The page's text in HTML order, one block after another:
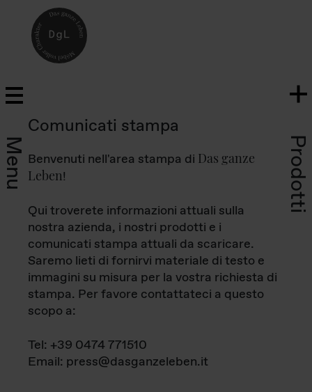
Menu Prodotti
Comunicati stampa
Benvenuti nell'area stampa di Das ganze
Leben!
Qui troverete informazioni attuali sulla
nostra azienda, i nostri prodotti e i
comunicati stampa attuali da scaricare.
Saremo lieti di fornirvi materiale di testo e
immagini su misura per la vostra richiesta di
stampa. Per favore contattateci a questo
scopo a:
Tel: +39 0474 771510
Email: press@dasganzeleben.it